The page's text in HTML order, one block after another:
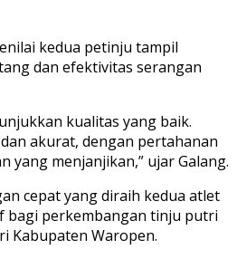
kedua petinju tampil
dan efektivitas serangan
kualitas yang baik.
akurat, dengan pertahanan
yang menjanjikan,” ujar Galang.
cepat yang diraih kedua atlet
bagi perkembangan tinju putri
Kabupaten Waropen.